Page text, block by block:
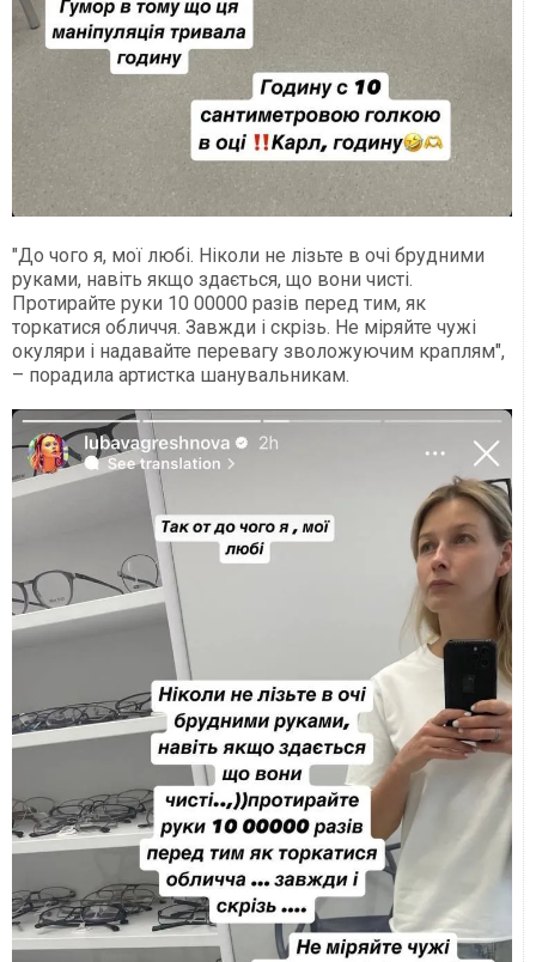
"До чого я, мої любі. Ніколи не лізьте в очі брудними
руками, навіть якщо здається, що вони чисті.
Протирайте руки 10 00000 разів перед тим, як
торкатися обличчя. Завжди і скрізь. Не міряйте чужі
окуляри і надавайте перевагу зволожуючим краплям",
– порадила артистка шанувальникам.